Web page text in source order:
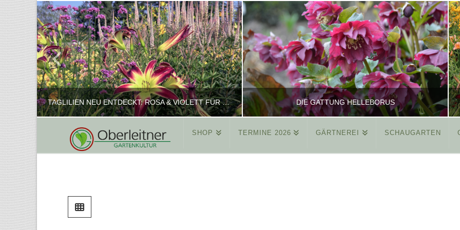
TAGLILIEN NEU ENTDECKT: ROSA & VIOLETT FÜR ROMANTISCHE PFLANZKOMBINATIONEN
REINHARD
DIE GATTUNG HELLEBORUS
REINHARD
SHOP TERMINE 2026 GÄRTNEREI SCHAUGARTEN